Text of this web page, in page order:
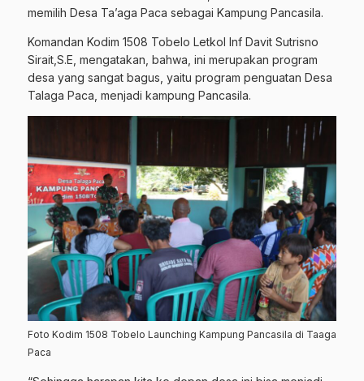
memilih Desa Ta’aga Paca sebagai Kampung Pancasila.
Komandan Kodim 1508 Tobelo Letkol Inf Davit Sutrisno
Sirait,S.E, mengatakan, bahwa, ini merupakan program
desa yang sangat bagus, yaitu program penguatan Desa
Talaga Paca, menjadi kampung Pancasila.
Foto Kodim 1508 Tobelo Launching Kampung Pancasila di Taaga
Paca